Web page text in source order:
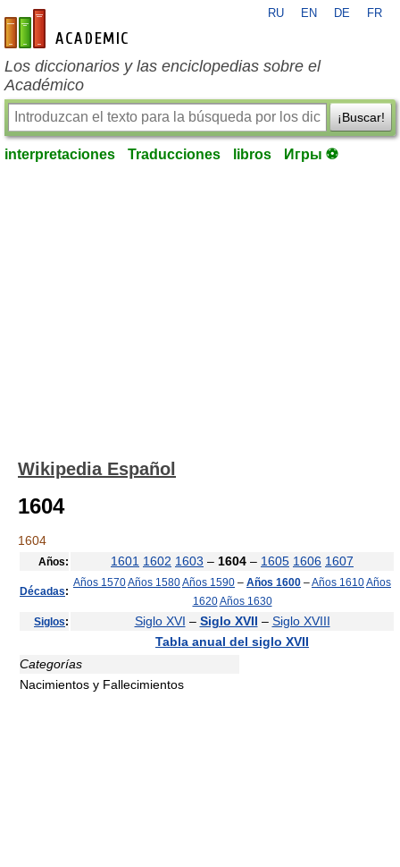
es-academic.com
RU EN DE FR
Los diccionarios y las enciclopedias sobre el
Académico
¡Buscar!
interpretaciones Traducciones libros Игры ⚽
Wikipedia Español
1604
1604
Años: 1601 1602 1603 – 1604 – 1605 1606 1607
Décadas:
Años 1570Años 1580Años 1590 – Años 1600 –Años 1610Años
1620Años 1630
Siglos: Siglo XVI – Siglo XVII – Siglo XVIII
Tabla anual del siglo XVII
Categorías
Nacimientos y Fallecimientos